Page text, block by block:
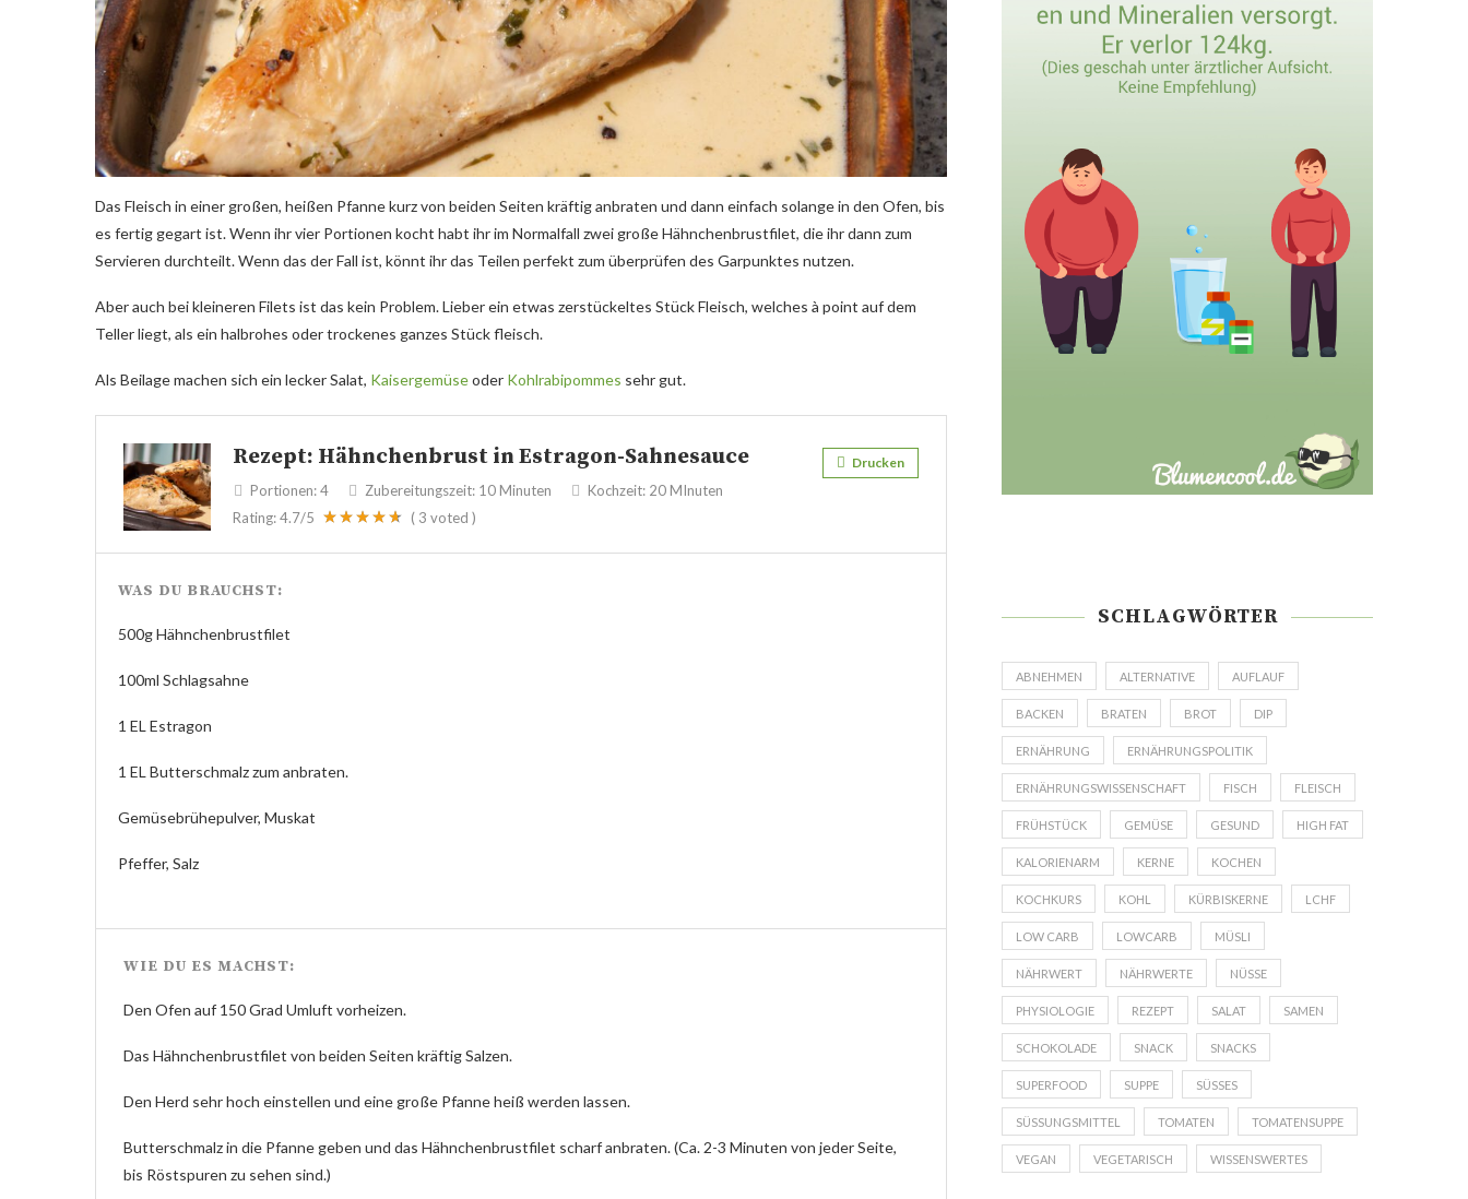
Das Fleisch in einer großen, heißen Pfanne kurz von beiden Seiten kräftig anbraten und dann einfach solange in den Ofen, bis
es fertig gegart ist. Wenn ihr vier Portionen kocht habt ihr im Normalfall zwei große Hähnchenbrustfilet, die ihr dann zum
Servieren durchteilt. Wenn das der Fall ist, könnt ihr das Teilen perfekt zum überprüfen des Garpunktes nutzen.
Aber auch bei kleineren Filets ist das kein Problem. Lieber ein etwas zerstückeltes Stück Fleisch, welches à point auf dem
Teller liegt, als ein halbrohes oder trockenes ganzes Stück fleisch.
Als Beilage machen sich ein lecker Salat, Kaisergemüseoder Kohlrabipommes sehr gut.
Rezept: Hähnchenbrust in Estragon-Sahnesauce Drucken
Portionen:4 Zubereitungszeit: 10 Minuten Kochzeit: 20 MInuten
Rating:4.7/5 ( 3 voted )
WAS DU BRAUCHST:
500g Hähnchenbrustfilet
100ml Schlagsahne
1 EL Estragon
1 EL Butterschmalz zum anbraten.
Gemüsebrühepulver, Muskat
Pfeffer, Salz
WIE DU ES MACHST:
Den Ofen auf 150 Grad Umluft vorheizen.
Das Hähnchenbrustfilet von beiden Seiten kräftig Salzen.
Den Herd sehr hoch einstellen und eine große Pfanne heiß werden lassen.
Butterschmalz in die Pfanne geben und das Hähnchenbrustfilet scharf anbraten. (Ca. 2-3 Minuten von jeder Seite,
bis Röstspuren zu sehen sind.)
SCHLAGWÖRTER
ABNEHMEN ALTERNATIVE AUFLAUF
BACKEN BRATEN BROT DIP
ERNÄHRUNG ERNÄHRUNGSPOLITIK
ERNÄHRUNGSWISSENSCHAFT FISCH FLEISCH
FRÜHSTÜCK GEMÜSE GESUND HIGH FAT
KALORIENARM KERNE KOCHEN
KOCHKURS KOHL KÜRBISKERNE LCHF
LOW CARB LOWCARB MÜSLI
NÄHRWERT NÄHRWERTE NÜSSE
PHYSIOLOGIE REZEPT SALAT SAMEN
SCHOKOLADE SNACK SNACKS
SUPERFOOD SUPPE SÜSSES
SÜSSUNGSMITTEL TOMATEN TOMATENSUPPE
VEGAN VEGETARISCH WISSENSWERTES